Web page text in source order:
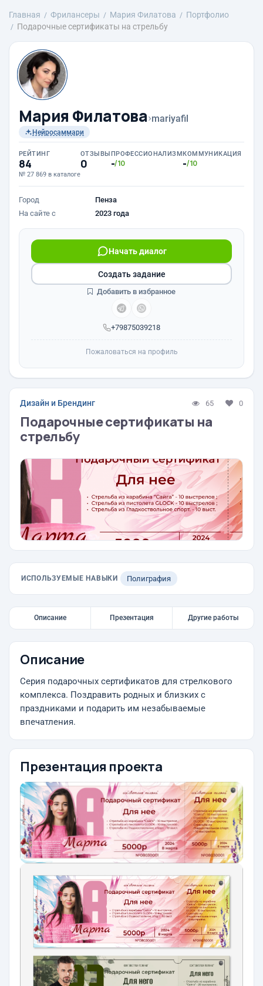
Главная Фрилансеры Мария Филатова
Портфолио
Подарочные сертификаты на стрельбу
Мария Филатова›mariyafil
Нейросаммари
РЕЙТИНГ
84
№ 27 869 в каталоге
ОТЗЫВЫ
0
ПРОФЕССИОНАЛИЗМ
-/10
КОММУНИКАЦИЯ
-/10
Город
Пенза
На сайте с
2023 года
+79875039218
Начать диалог
Создать задание
Добавить в избранное
Пожаловаться на профиль
Дизайн и Брендинг 65 0
Подарочные сертификаты на
стрельбу
ИСПОЛЬЗУЕМЫЕ НАВЫКИ Полиграфия
Описание Презентация Другие работы
Описание
Серия подарочных сертификатов для стрелкового
комплекса. Поздравить родных и близких с
праздниками и подарить им незабываемые
впечатления.
Презентация проекта